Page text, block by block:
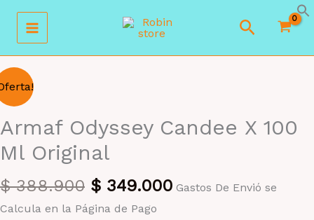
contenido
Buscar
Armaf Odyssey Candee X 100
Ml Original
$388.900 El
precio
$ 349.000El
Gastos De Envió se
Calcula en la Página de Pago